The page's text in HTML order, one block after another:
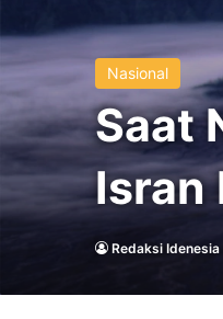
Nasional
Saat
Isran
Redaksi Idenesia